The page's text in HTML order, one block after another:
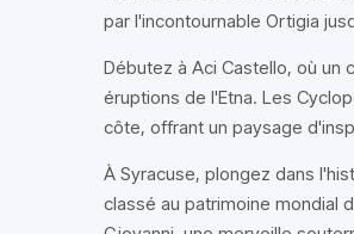
par l'incontournable Ortigia
Débutez à Aci Castello, où un
éruptions de l'Etna. Les
côte, offrant un paysage
À Syracuse, plongez dans
classé au patrimoine mondial